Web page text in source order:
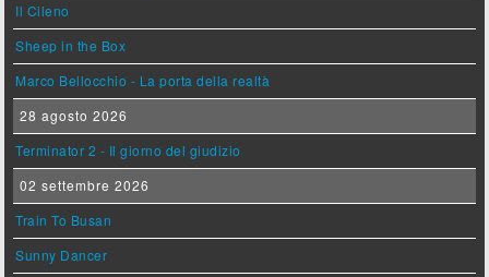
Il Cileno
Sheep in the Box
Marco Bellocchio - La porta della realtà
28 agosto 2026
Terminator 2 - Il giorno del giudizio
02 settembre 2026
Train To Busan
Sunny Dancer